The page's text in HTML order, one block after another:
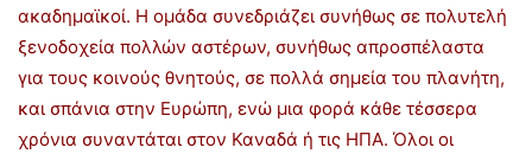
ακαδημαϊκοί. Η ομάδα συνεδριάζει συνήθως σε πολυτελή
ξενοδοχεία πολλών αστέρων, συνήθως απροσπέλαστα
για τους κοινούς θνητούς, σε πολλά σημεία του πλανήτη,
και σπάνια στην Ευρώπη, ενώ μια φορά κάθε τέσσερα
χρόνια συναντάται στον Καναδά ή τις ΗΠΑ. Όλοι οι